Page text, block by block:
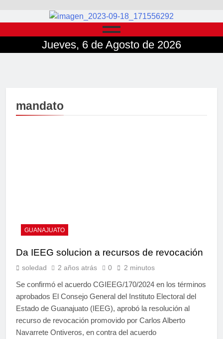
Jueves, 6 de Agosto de 2026
mandato
GUANAJUATO
Da IEEG solucion a recursos de revocación
soledad 2 años atrás 0 2 minutos
Se confirmó el acuerdo CGIEEG/170/2024 en los términos
aprobados El Consejo General del Instituto Electoral del
Estado de Guanajuato (IEEG), aprobó la resolución al
recurso de revocación promovido por Carlos Alberto
Navarrete Ontiveros, en contra del acuerdo